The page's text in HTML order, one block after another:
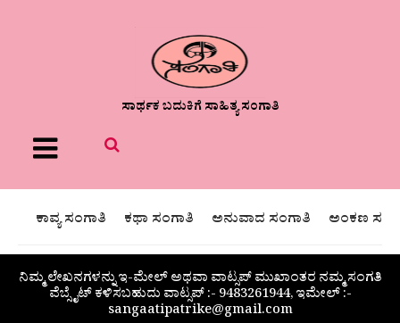
ಸಾರ್ಥಕ ಬದುಕಿಗೆ ಸಾಹಿತ್ಯ ಸಂಗಾತಿ
Menu
ಕಾವ್ಯ ಸಂಗಾತಿ ಕಥಾ ಸಂಗಾತಿ ಅನುವಾದ ಸಂಗಾತಿ ಅಂಕಣ
ನಿಮ್ಮ ಲೇಖನಗಳನ್ನು ಇ-ಮೇಲ್ ಅಥವಾ ವಾಟ್ಸಪ್ ಮುಖಾಂತರ ನಮ್ಮ ಸಂಗತಿ
ವೆಬ್ಸೈಟ್ ಕಳಿಸಬಹುದು ವಾಟ್ಸಪ್‌ :- 9483261944, ಇಮೇಲ್ :-
sangaatipatrike@gmail.com